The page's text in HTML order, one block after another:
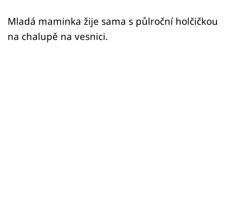
Mladá maminka žije sama s půlroční holčičkou
na chalupě na vesnici.